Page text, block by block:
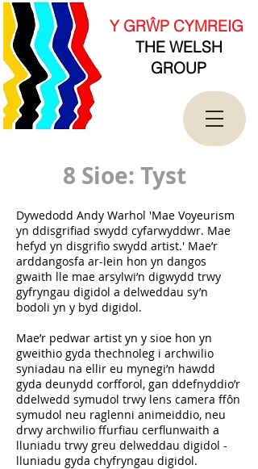
new Date().getTime(),event:'gtm.js'});var
f=d.getElementsByTagName(s)[0],
j=d.createElement(s),dl=l!='dataLayer'?'&l='+l:'';j.asy
nc=true;j.src=
'https://www.googletagmanager.com/gtm.js?
id='+i+dl;f.parentNode.insertBefore(j,f);
})(window,document,'script','dataLayer','GTM-
T4QK2CJ');</script>
<!-- End Google Tag Manager -->
Y GRŴP CYMREIG
THE WELSH
GROUP
8 Sioe: Tyst
Dywedodd Andy Warhol 'Mae Voyeurism
yn ddisgrifiad swydd cyfarwyddwr. Mae
hefyd yn disgrifio swydd artist.' Mae’r
arddangosfa ar-lein hon yn dangos
gwaith lle mae arsylwi’n digwydd trwy
gyfryngau digidol a delweddau sy’n
bodoli yn y byd digidol.
Mae’r pedwar artist yn y sioe hon yn
gweithio gyda thechnoleg i archwilio
syniadau na ellir eu mynegi’n hawdd
gyda deunydd corfforol, gan ddefnyddio’r
ddelwedd symudol trwy lens camera ffôn
symudol neu raglenni animeiddio, neu
drwy archwilio ffurfiau cerflunwaith a
lluniadu trwy greu delweddau digidol -
lluniadu gyda chyfryngau digidol.